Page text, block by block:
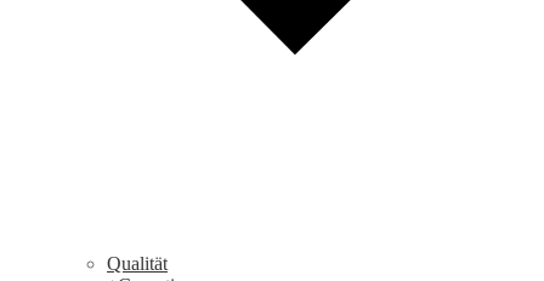
Qualität